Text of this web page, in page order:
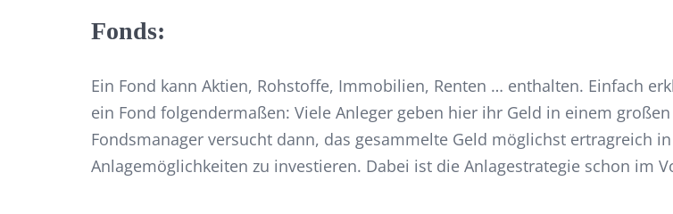
Fonds:
Ein Fond kann Aktien, Rohstoffe, Immobilien, Renten … enthalten. Einfach
ein Fond folgendermaßen: Viele Anleger geben hier ihr Geld in einem
Fondsmanager versucht dann, das gesammelte Geld möglichst ertragreich
Anlagemöglichkeiten zu investieren. Dabei ist die Anlagestrategie schon im